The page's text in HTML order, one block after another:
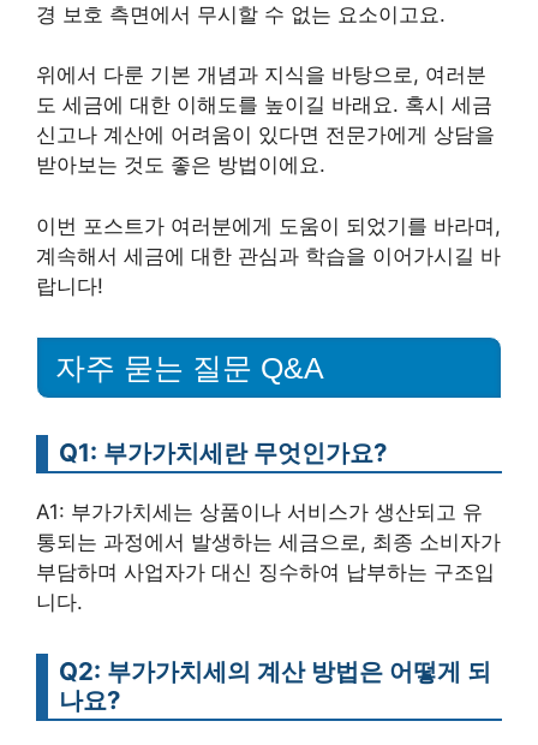
경 보호 측면에서 무시할 수 없는 요소이고요.
위에서 다룬 기본 개념과 지식을 바탕으로, 여러분
도 세금에 대한 이해도를 높이길 바래요. 혹시 세금
신고나 계산에 어려움이 있다면 전문가에게 상담을
받아보는 것도 좋은 방법이에요.
이번 포스트가 여러분에게 도움이 되었기를 바라며,
계속해서 세금에 대한 관심과 학습을 이어가시길 바
랍니다!
자주 묻는 질문 Q&A
Q1: 부가가치세란 무엇인가요?
A1: 부가가치세는 상품이나 서비스가 생산되고 유
통되는 과정에서 발생하는 세금으로, 최종 소비자가
부담하며 사업자가 대신 징수하여 납부하는 구조입
니다.
Q2: 부가가치세의 계산 방법은 어떻게 되
나요?